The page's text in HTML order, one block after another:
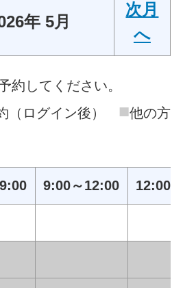
年 5月
次月
へ
約してください。
（ログイン後） ■他の方
9:00～12:00 12:00